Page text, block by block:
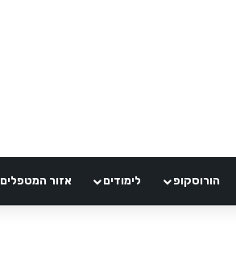
הורוסקופ לימודים אזור המטפלים